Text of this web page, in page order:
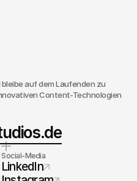
auf dem Laufenden zu
Content-Technologien
Social-Media
LinkedIn